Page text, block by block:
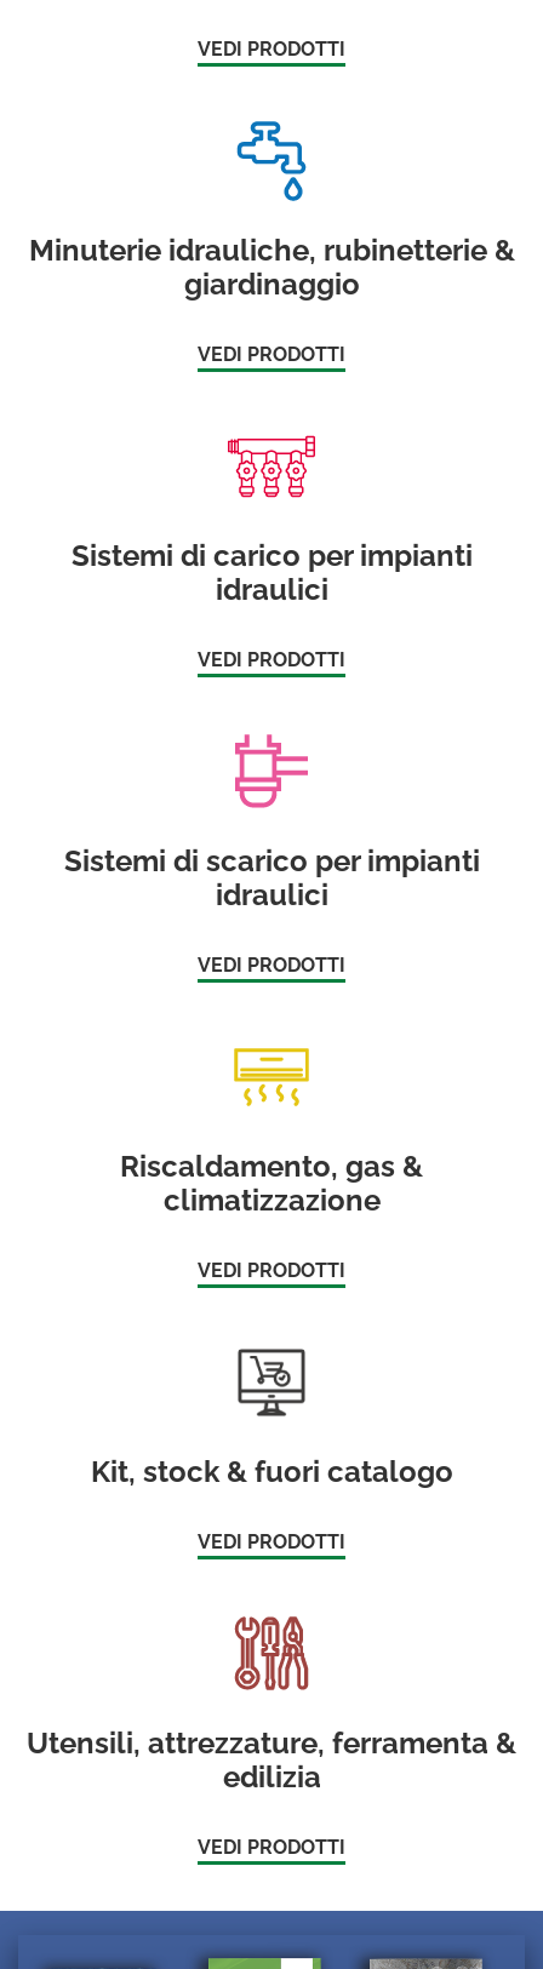
VEDI PRODOTTI
Minuterie idrauliche, rubinetterie &
giardinaggio
VEDI PRODOTTI
Sistemi di carico per impianti
idraulici
VEDI PRODOTTI
Sistemi di scarico per impianti
idraulici
VEDI PRODOTTI
Riscaldamento, gas &
climatizzazione
VEDI PRODOTTI
Kit, stock & fuori catalogo
VEDI PRODOTTI
Utensili, attrezzature, ferramenta &
edilizia
VEDI PRODOTTI